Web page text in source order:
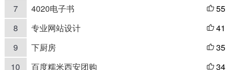
7
4020电子书  55
8
专业网站设计  41
9
下厨房  35
10
百度糯米西安团购  34